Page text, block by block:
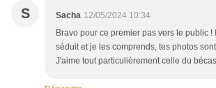
S Sacha 12/05/2024 10:34
Bravo pour ce premier pas vers le public !
séduit et je les comprends, tes photos
J'aime tout particulièrement celle du